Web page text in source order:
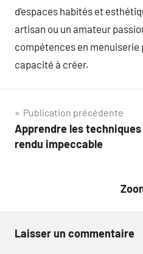
d’espaces habités et
artisan ou un amateur
compétences en
capacité à créer.
Navigation
de
Publication précédente
Apprendre les
rendu impeccable
Laisser un commentaire